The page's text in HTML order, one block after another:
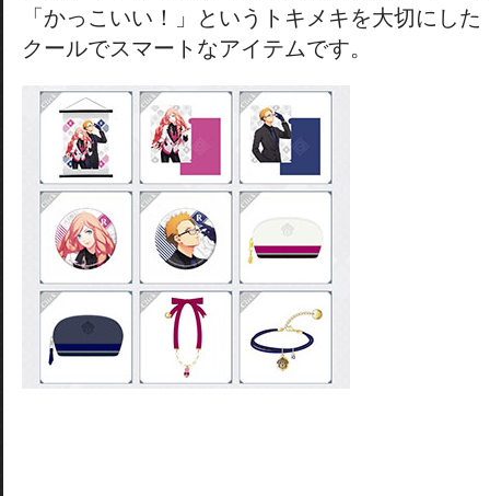
「かっこいい！」というトキメキを大切にした
クールでスマートなアイテムです。